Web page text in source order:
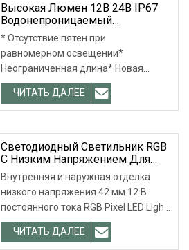
Высокая Люмен 12В 24В IP67
Водонепроницаемый
Декорированный Внутренний
Светодиодный Светильник SMD
2835
* Отсутствие пятен при
равномерном освещении*
Неограниченная длина* Новая
технология, высокая плотность,
отсутствие пяте
ЧИТАТЬ ДАЛЕЕ
Светодиодный Светильник RGB
С Низким Напряжением Для
Внутренней Отделки
Внутренняя и наружная отделка
низкого напряжения 42 мм 12 В
постоянного тока RGB Pixel LED Light
Minleon предлагает шир
ЧИТАТЬ ДАЛЕЕ